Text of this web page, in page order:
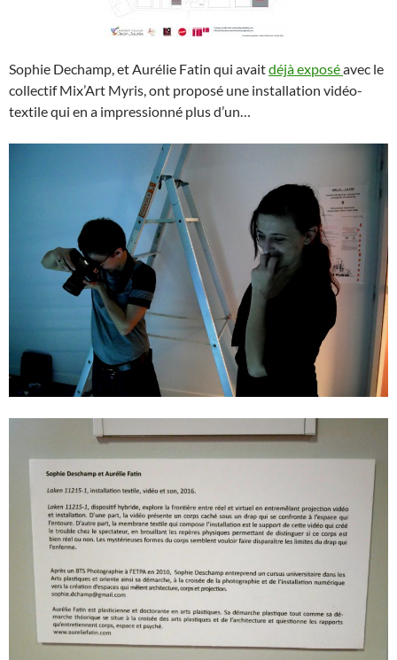
Sophie Dechamp, et Aurélie Fatin qui avaitdéjà exposéavec le
collectif Mix’Art Myris, ont proposé une installation vidéo-
textile qui en a impressionné plus d’un…